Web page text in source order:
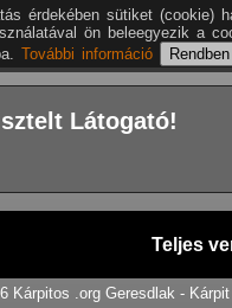
Látogató!
Teljes
Kárpitos .org Geresdlak -
érdekében sütiket (cookie)
ön beleegyezik a
További információ